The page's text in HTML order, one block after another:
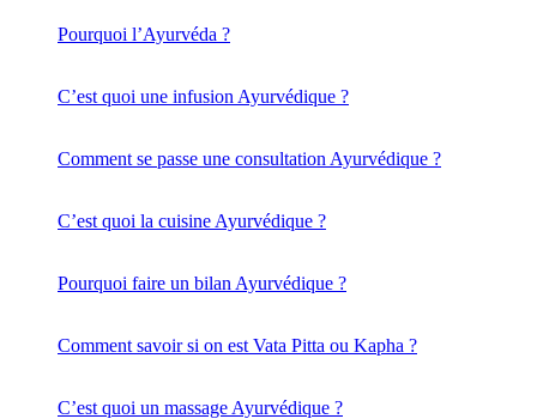
Pourquoi l’Ayurvéda ?
C’est quoi une infusion Ayurvédique ?
Comment se passe une consultation Ayurvédique ?
C’est quoi la cuisine Ayurvédique ?
Pourquoi faire un bilan Ayurvédique ?
Comment savoir si on est Vata Pitta ou Kapha ?
C’est quoi un massage Ayurvédique ?